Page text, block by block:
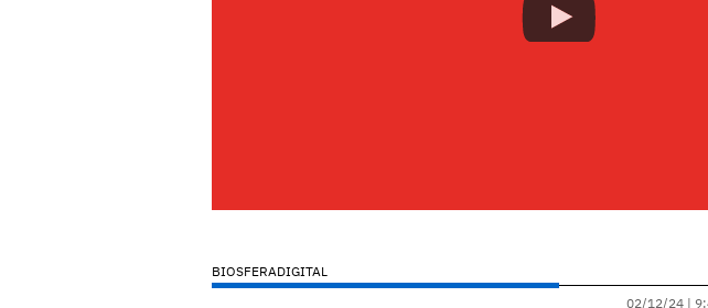
BIOSFERADIGITAL
02/12/24 |